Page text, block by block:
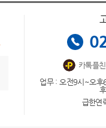
카톡플
업무 : 오전9시~오후
급한